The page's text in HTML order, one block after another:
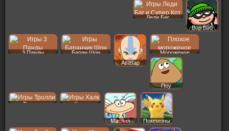
Леди Баг
Вор Боб
3 Панды
Баран Шон
Аватар
Мороженое
Поу
Тролли Халк
Масяня Покемоны